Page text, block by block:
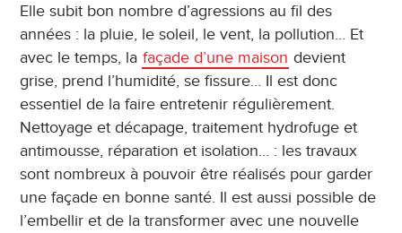
Elle subit bon nombre d’agressions au fil des
années : la pluie, le soleil, le vent, la pollution… Et
avec le temps, la façade d’une maison devient
grise, prend l’humidité, se fissure… Il est donc
essentiel de la faire entretenir régulièrement.
Nettoyage et décapage, traitement hydrofuge et
antimousse, réparation et isolation… : les travaux
sont nombreux à pouvoir être réalisés pour garder
une façade en bonne santé. Il est aussi possible de
l’embellir et de la transformer avec une nouvelle